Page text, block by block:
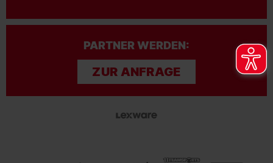
PARTNER WERDEN:
ZUR ANFRAGE